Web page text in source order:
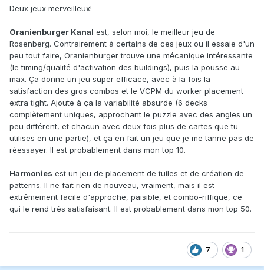
Deux jeux merveilleux!
Oranienburger Kanal est, selon moi, le meilleur jeu de
Rosenberg. Contrairement à certains de ces jeux ou il essaie d'un
peu tout faire, Oranienburger trouve une mécanique intéressante
(le timing/qualité d'activation des buildings), puis la pousse au
max. Ça donne un jeu super efficace, avec à la fois la
satisfaction des gros combos et le VCPM du worker placement
extra tight. Ajoute à ça la variabilité absurde (6 decks
complètement uniques, approchant le puzzle avec des angles un
peu différent, et chacun avec deux fois plus de cartes que tu
utilises en une partie), et ça en fait un jeu que je me tanne pas de
réessayer. Il est probablement dans mon top 10.
Harmonies est un jeu de placement de tuiles et de création de
patterns. Il ne fait rien de nouveau, vraiment, mais il est
extrêmement facile d'approche, paisible, et combo-riffique, ce
qui le rend très satisfaisant. Il est probablement dans mon top 50.
7 1